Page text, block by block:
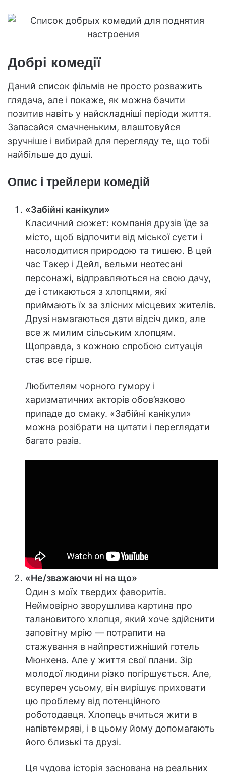
Добрі комедії
Даний список фільмів не просто розважить
глядача, але і покаже, як можна бачити
позитив навіть у найскладніші періоди життя.
Запасайся смачненьким, влаштовуйся
зручніше і вибирай для перегляду те, що тобі
найбільше до душі.
Опис і трейлери комедій
«Забійні канікули»
Класичний сюжет: компанія друзів їде за
місто, щоб відпочити від міської суєти і
насолодитися природою та тишею. В цей
час Такер і Дейл, вельми неотесані
персонажі, відправляються на свою дачу,
де і стикаються з хлопцями, які
приймають їх за злісних місцевих жителів.
Друзі намагаються дати відсіч дико, але
все ж милим сільським хлопцям.
Щоправда, з кожною спробою ситуація
стає все гірше.
Любителям чорного гумору і
харизматичних акторів обов’язково
припаде до смаку. «Забійні канікули»
можна розібрати на цитати і переглядати
багато разів.
«Не/зважаючи ні на що»
Один з моїх твердих фаворитів.
Неймовірно зворушлива картина про
талановитого хлопця, який хоче здійснити
заповітну мрію — потрапити на
стажування в найпрестижніший готель
Мюнхена. Але у життя свої плани. Зір
молодої людини різко погіршується. Але,
всупереч усьому, він вирішує приховати
цю проблему від потенційного
роботодавця. Хлопець вчиться жити в
напівтемряві, і в цьому йому допомагають
його близькі та друзі.
Ця чудова історія заснована на реальних